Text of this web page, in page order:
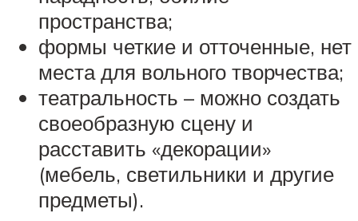
пространства;
формы четкие и отточенные, нет
места для вольного творчества;
театральность – можно создать
своеобразную сцену и
расставить «декорации»
(мебель, светильники и другие
предметы).